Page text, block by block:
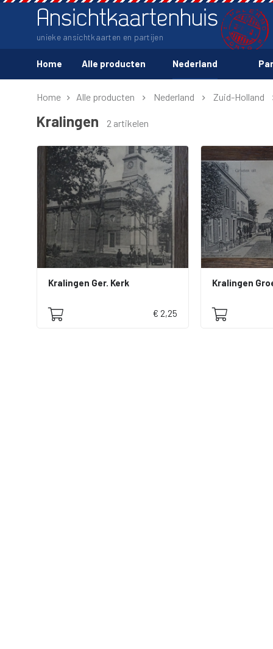
Ansichtkaartenhuis
unieke ansichtkaarten en partijen
Home Alle producten Nederland
Home Alle producten Nederland Zuid-Holland
Kralingen 2 artikelen
Kralingen Ger. Kerk
€ 2,25
Kralingen